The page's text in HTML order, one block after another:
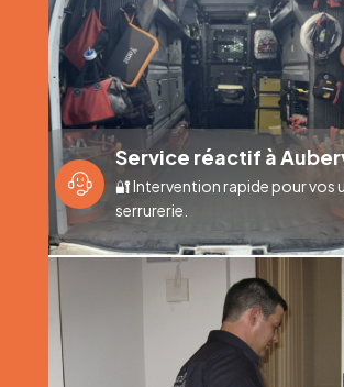
Service réactif à
🔐 Intervention rapide pour vos
serrurerie.